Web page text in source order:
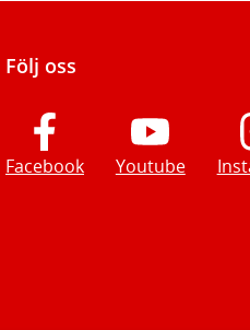
Följ oss
Facebook Youtube